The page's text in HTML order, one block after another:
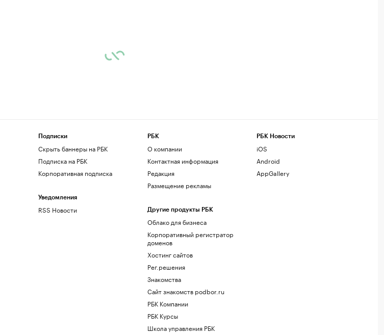
Подписки
Скрыть баннеры на РБК
Подписка на РБК
Корпоративная подписка
Уведомления
RSS Новости
РБК
О компании
Контактная информация
Редакция
Размещение рекламы
Другие продукты РБК
Облако для бизнеса
Корпоративный регистратор
доменов
Хостинг сайтов
Рег.решения
Знакомства
Сайт знакомств podbor.ru
РБК Компании
РБК Курсы
Школа управления РБК
РБК Новости
iOS
Android
AppGallery